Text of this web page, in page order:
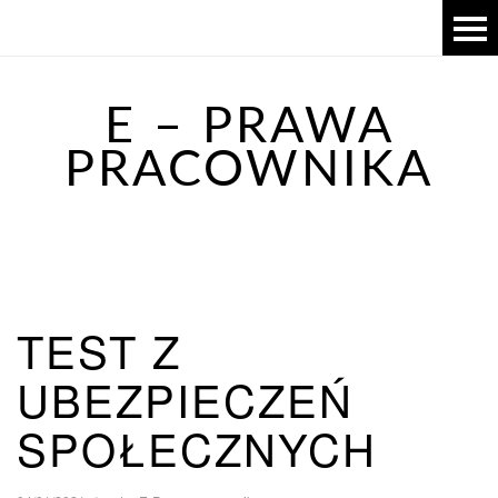
E – PRAWA
PRACOWNIKA
TEST Z
UBEZPIECZEŃ
SPOŁECZNYCH